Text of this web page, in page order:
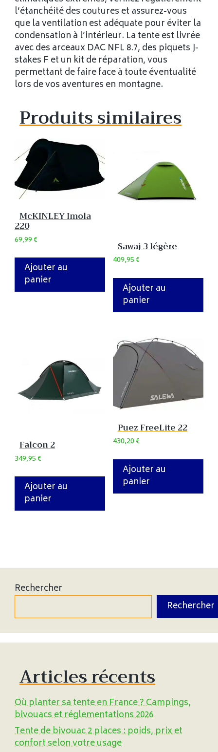
l’étanchéité des coutures et assurez-vous
que la ventilation est adéquate pour éviter la
condensation à l’intérieur. La tente est livrée
avec des arceaux DAC NFL 8.7, des piquets J-
stakes F et un kit de réparation, vous
permettant de faire face à toute éventualité
lors de vos aventures en montagne.
Produits similaires
McKINLEY Imola
220
69,99€
Ajouter au
panier
Sawaj 3 légère
409,95€
Ajouter au
panier
Falcon 2
349,95€
Ajouter au
panier
Puez FreeLite 22
430,20€
Ajouter au
panier
Rechercher
Rechercher
Articles récents
Où planter sa tente en France ? Campings,
bivouacs et réglementations 2026
Tente de bivouac 2 places : poids, prix et
confort selon votre usage